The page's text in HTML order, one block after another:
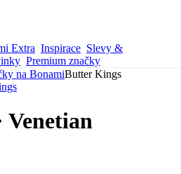
Extra Inspirace Slevy &
Premium značky
na BonamiButter Kings
Venetian